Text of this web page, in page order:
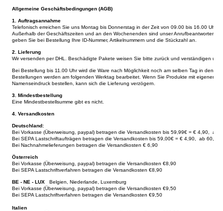
Allgemeine Geschäftsbedingungen (AGB)
1. Auftragsannahme
Telefonisch erreichen Sie uns Montag bis Donnerstag in der Zeit von 09.00 bis 16.00 Uhr,
Außerhalb der Geschäftszeiten und an den Wochenenden sind unser Anrufbeantworter
geben Sie bei Bestellung Ihre ID-Nummer, Artikelnummern und die Stückzahl an.
2. Lieferung
Wir versenden per DHL. Beschädigte Pakete weisen Sie bitte zurück und verständigen uns
Bei Bestellung bis 11.00 Uhr wird die Ware nach Möglichkeit noch am selben Tag in den
Bestellungen werden am folgenden Werktag bearbeitet. Wenn Sie Produkte mit eigenem
Namenseindruck bestellen, kann sich die Lieferung verzögern.
3. Mindestbestellung
Eine Mindestbestellsumme gibt es nicht.
4. Versandkosten
Deutschland:
Bei Vorkasse (Überweisung, paypal) betragen die Versandkosten bis 59,99€ = € 4,90, ab
Bei SEPA Lastschriftaufträgen betragen die Versandkosten bis 59,00€ = € 4,90, ab
Bei Nachnahmelieferungen betragen die Versandkosten € 6,90
Österreich
Bei Vorkasse (Überweisung, paypal) betragen die Versandkosten €8,90
Bei SEPA Lastschriftverfahren betragen die Versandkosten €8,90
BE - NE - LUX
Belgien, Niederlande, Luxemburg
Bei Vorkasse (Überweisung, paypal) betragen die Versandkosten €9,50
Bei SEPA Lastschriftverfahren betragen die Versandkosten €9,50
Italien